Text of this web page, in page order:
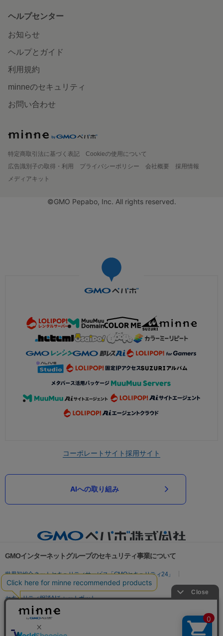
ヘルプセンター
お知らせ
ヘルプとガイド
利用規約
minneのセキュリティ
お問い合わせ
特定商取引法に基づく表記
Cookieの使用について
広告識別子の取得・利用
プライバシーポリシー 会社概要
採用情報
メディアキット
©GMO Pepabo, Inc. All rights reserved.
コーポレートサイト採用サイト
AIへの取り組み
GMOインターネットグループのセキュリティ事業について
世界初総合ネットセキュリティサービス「GMOセキュリティ24」
パスワード漏洩診断
Webサイトリスク診断
セキュリティ相談AIチャットボット
実在証明・盗聴対策